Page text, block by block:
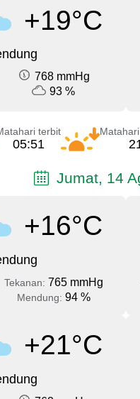
+19°C
768 mmHg
93 %
terbit
05:51
Jumat, 14
+16°C
Tekanan: 765 mmHg
Mendung: 94 %
+21°C